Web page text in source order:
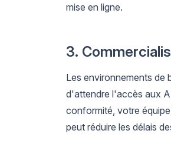
mise en ligne.
3.
Les environnements de
d'attendre l'accès aux
conformité, votre
peut réduire les délais